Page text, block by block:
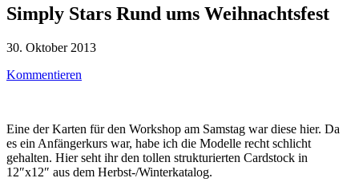
Simply Stars Rund ums Weihnachtsfest
30. Oktober 2013
Kommentieren
Eine der Karten für den Workshop am Samstag war diese hier. Da
es ein Anfängerkurs war, habe ich die Modelle recht schlicht
gehalten. Hier seht ihr den tollen strukturierten Cardstock in
12″x12″ aus dem Herbst-/Winterkatalog.